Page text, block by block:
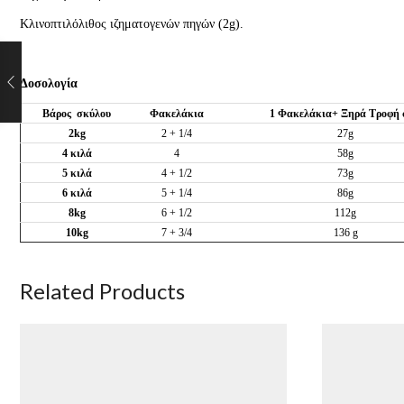
Κλινοπτιλόλιθος ιζηματογενών πηγών (2g).
Δοσολογία
Βάρος σκύλου Φακελάκια
1 Φακελάκια+ Ξηρά Τροφή
2kg
2 + 1/4
27g
4 κιλά
4
58g
5 κιλά
4 + 1/2
73g
6 κιλά
5 + 1/4
86g
8kg
6 + 1/2
112g
10kg
7 + 3/4 136 g
Related Products